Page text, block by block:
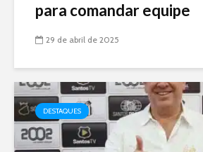
para comandar equipe
29 de abril de 2025
DESTAQUES